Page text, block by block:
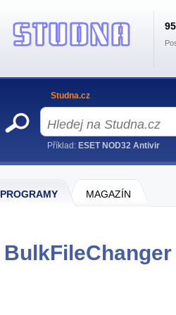
PROGRAMY MAGAZÍN
Studna.cz
Příklad: ESET NOD32 Antivir